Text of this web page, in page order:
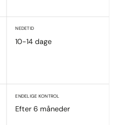
NEDETID
10-14 dage
ENDELIGE KONTROL
Efter 6 måneder